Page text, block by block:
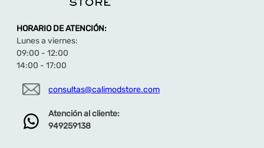
HORARIO DE ATENCIÓN:
Lunes a viernes:
09:00 - 12:00
14:00 - 17:00
consultas@calimodstore.com
Atención al cliente:
949259138